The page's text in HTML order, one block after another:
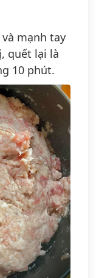
mạnh tay
quết lại là
10 phút.